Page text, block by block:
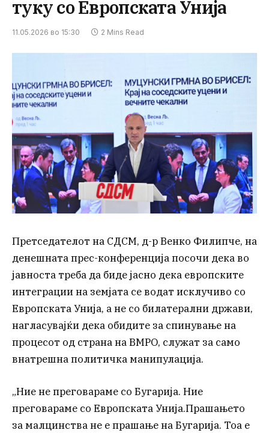
туку со Европската Унија
11.05.2026 во 15:30 2 Mins Read
Претседателот на СДСМ, д-р Венко Филипче, на
денешната прес-конференција посочи дека во
јавноста треба да биде јасно дека европските
интеграции на земјата се водат исклучиво со
Европската Унија, а не со билатерални држави,
нагласувајќи дека обидите за спинување на
процесот од страна на ВМРО, служат за само
внатрешна политичка манипулација.
„Ние не преговараме со Бугарија. Ние
преговараме со Европската Унија.Прашањето
за малцинства не е прашање на Бугарија. Тоа е